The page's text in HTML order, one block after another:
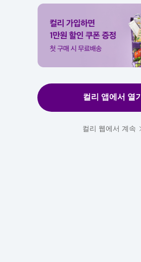
컬리 앱에서 열기
컬리 웹에서 계속